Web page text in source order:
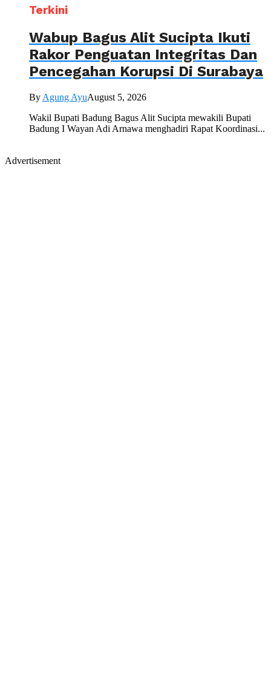
Terkini
Wabup Bagus Alit Sucipta Ikuti
Rakor Penguatan Integritas Dan
Pencegahan Korupsi Di Surabaya
By Agung AyuAugust 5, 2026
Wakil Bupati Badung Bagus Alit Sucipta mewakili Bupati
Badung I Wayan Adi Arnawa menghadiri Rapat Koordinasi...
Advertisement